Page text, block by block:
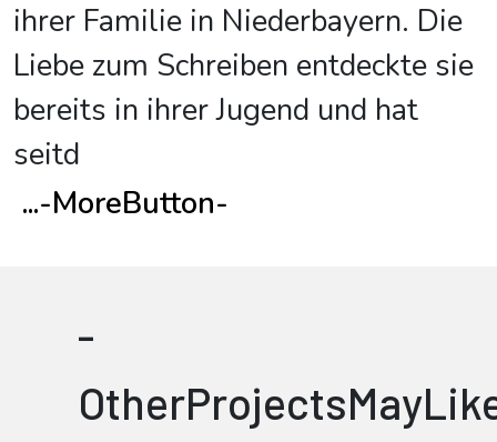
ihrer Familie in Niederbayern. Die
Liebe zum Schreiben entdeckte sie
bereits in ihrer Jugend und hat
seitd
...-MoreButton-
-